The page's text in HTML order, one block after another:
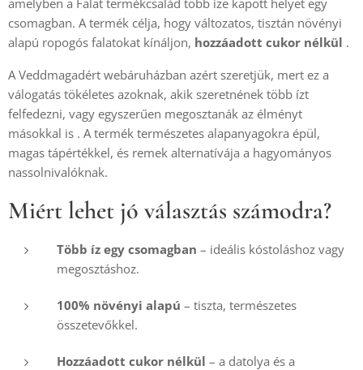
csomagban. A termék célja, hogy változatos, tisztán növényi
alapú ropogós falatokat kínáljon, hozzáadott cukor nélkül .
A Veddmagadért webáruházban azért szeretjük, mert ez a
válogatás tökéletes azoknak, akik szeretnének több ízt
felfedezni, vagy egyszerűen megosztanák az élményt
másokkal is . A termék természetes alapanyagokra épül,
magas tápértékkel, és remek alternatívája a hagyományos
nassolnivalóknak.
Miért lehet jó választás számodra?
Több íz egy csomagban – ideális kóstoláshoz vagy
megosztáshoz.
100% növényi alapú – tiszta, természetes
összetevőkkel.
Hozzáadott cukor nélkül – a datolya és a